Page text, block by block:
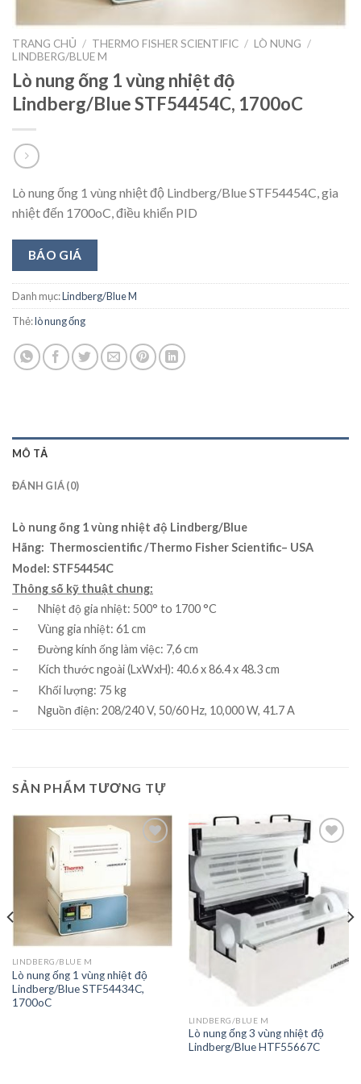
TRANG CHỦ / THERMO FISHER SCIENTIFIC / LÒ NUNG /
LINDBERG/BLUE M
Lò nung ống 1 vùng nhiệt độ
Lindberg/Blue STF54454C, 1700oC
Lò nung ống 1 vùng nhiệt độ Lindberg/Blue STF54454C, gia
nhiệt đến 1700oC, điều khiển PID
BÁO GIÁ
Danh mục:Lindberg/Blue M
Thẻ:lò nung ống
MÔ TẢ
ĐÁNH GIÁ (0)
Lò nung ống 1 vùng nhiệt độ Lindberg/Blue
Hãng: Thermoscientific /Thermo Fisher Scientific– USA
Model: STF54454C
Thông số kỹ thuật chung:
– Nhiệt độ gia nhiệt: 500° to 1700 °C
– Vùng gia nhiệt: 61 cm
– Đường kính ống làm việc: 7,6 cm
– Kích thước ngoài (LxWxH): 40.6 x 86.4 x 48.3 cm
– Khối lượng: 75 kg
– Nguồn điện: 208/240 V, 50/60 Hz, 10,000 W, 41.7 A
SẢN PHẨM TƯƠNG TỰ
LINDBERG/BLUE M
Lò nung ống 1 vùng nhiệt độ
Lindberg/Blue STF54434C,
1700oC
Wishlist
LINDBERG/BLUE M
Lò nung ống 3 vùng nhiệt độ
Lindberg/Blue HTF55667C